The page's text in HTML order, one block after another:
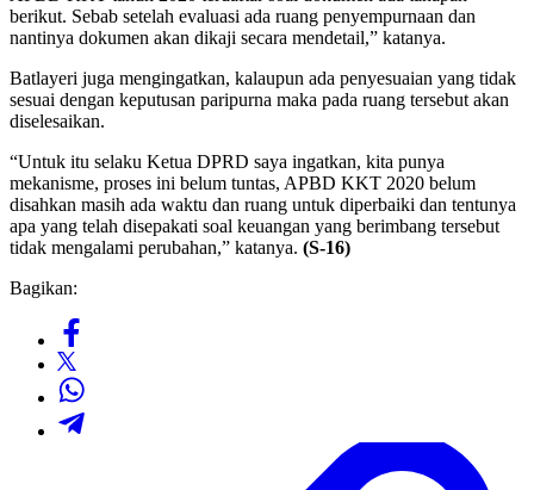
berikut. Sebab setelah evaluasi ada ruang penyempurnaan dan
nantinya dokumen akan dikaji secara mendetail,” katanya.
Batlayeri juga mengingatkan, kalaupun ada penyesuaian yang tidak
sesuai dengan keputusan paripurna maka pada ruang tersebut akan
diselesaikan.
“Untuk itu selaku Ketua DPRD saya ingatkan, kita punya
mekanisme, proses ini belum tuntas, APBD KKT 2020 belum
disahkan masih ada waktu dan ruang untuk diperbaiki dan tentunya
apa yang telah disepakati soal keuangan yang berimbang tersebut
tidak mengalami perubahan,” katanya. (S-16)
Bagikan: